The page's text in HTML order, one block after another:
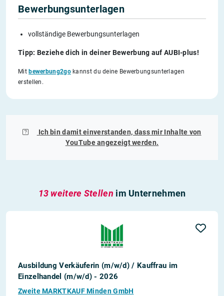
Bewerbungsunterlagen
vollständige Bewerbungsunterlagen
Tipp: Beziehe dich in deiner Bewerbung auf AUBI-plus!
Mit bewerbung2gokannst du deine Bewerbungsunterlagen
erstellen.
Ich bin damit einverstanden, dass mir Inhalte von
YouTubeangezeigt werden.
13 weitere Stellen im Unternehmen
Ausbildung Verkäuferin (m/w/d) / Kauffrau im
Einzelhandel (m/w/d) - 2026
Zweite MARKTKAUF Minden GmbH